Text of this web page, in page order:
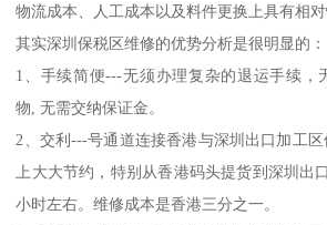
物流成本、人工成本以及料件更换上具有相对
其实深圳保税区维修的优势分析是很明显的：
1、手续简便---无须办理复杂的退运手续，
物, 无需交纳保证金。
2、交利---号通道连接香港与深圳出口加工
上大大节约，特别从香港码头提货到深圳出
小时左右。维修成本是香港三分之一。